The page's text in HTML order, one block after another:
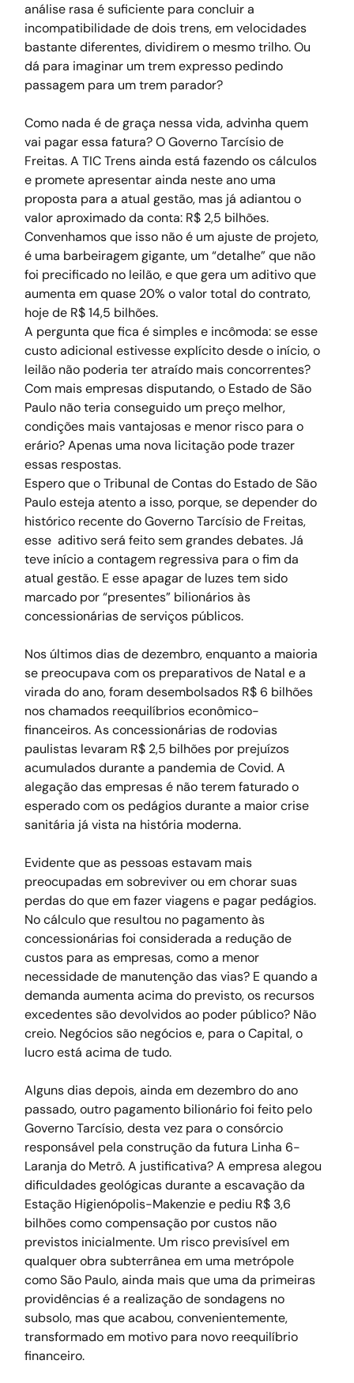
análise rasa é suficiente para concluir a
incompatibilidade de dois trens, em velocidades
bastante diferentes, dividirem o mesmo trilho. Ou
dá para imaginar um trem expresso pedindo
passagem para um trem parador?
Como nada é de graça nessa vida, advinha quem
vai pagar essa fatura? O Governo Tarcísio de
Freitas. A TIC Trens ainda está fazendo os cálculos
e promete apresentar ainda neste ano uma
proposta para a atual gestão, mas já adiantou o
valor aproximado da conta: R$ 2,5 bilhões.
Convenhamos que isso não é um ajuste de projeto,
é uma barbeiragem gigante, um “detalhe” que não
foi precificado no leilão, e que gera um aditivo que
aumenta em quase 20% o valor total do contrato,
hoje de R$ 14,5 bilhões.
A pergunta que fica é simples e incômoda: se esse
custo adicional estivesse explícito desde o início, o
leilão não poderia ter atraído mais concorrentes?
Com mais empresas disputando, o Estado de São
Paulo não teria conseguido um preço melhor,
condições mais vantajosas e menor risco para o
erário? Apenas uma nova licitação pode trazer
essas respostas.
Espero que o Tribunal de Contas do Estado de São
Paulo esteja atento a isso, porque, se depender do
histórico recente do Governo Tarcísio de Freitas,
esse  aditivo será feito sem grandes debates. Já
teve início a contagem regressiva para o fim da
atual gestão. E esse apagar de luzes tem sido
marcado por “presentes” bilionários às
concessionárias de serviços públicos.
Nos últimos dias de dezembro, enquanto a maioria
se preocupava com os preparativos de Natal e a
virada do ano, foram desembolsados R$ 6 bilhões
nos chamados reequilíbrios econômico-
financeiros. As concessionárias de rodovias
paulistas levaram R$ 2,5 bilhões por prejuízos
acumulados durante a pandemia de Covid. A
alegação das empresas é não terem faturado o
esperado com os pedágios durante a maior crise
sanitária já vista na história moderna.
Evidente que as pessoas estavam mais
preocupadas em sobreviver ou em chorar suas
perdas do que em fazer viagens e pagar pedágios.
No cálculo que resultou no pagamento às
concessionárias foi considerada a redução de
custos para as empresas, como a menor
necessidade de manutenção das vias? E quando a
demanda aumenta acima do previsto, os recursos
excedentes são devolvidos ao poder público? Não
creio. Negócios são negócios e, para o Capital, o
lucro está acima de tudo.
Alguns dias depois, ainda em dezembro do ano
passado, outro pagamento bilionário foi feito pelo
Governo Tarcísio, desta vez para o consórcio
responsável pela construção da futura Linha 6-
Laranja do Metrô. A justificativa? A empresa alegou
dificuldades geológicas durante a escavação da
Estação Higienópolis-Makenzie e pediu R$ 3,6
bilhões como compensação por custos não
previstos inicialmente. Um risco previsível em
qualquer obra subterrânea em uma metrópole
como São Paulo, ainda mais que uma da primeiras
providências é a realização de sondagens no
subsolo, mas que acabou, convenientemente,
transformado em motivo para novo reequilíbrio
financeiro.